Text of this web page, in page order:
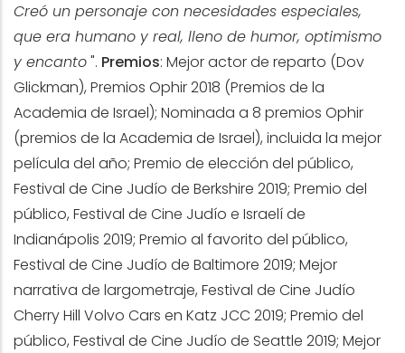
Creó un personaje con necesidades especiales,
que era humano y real, lleno de humor, optimismo
y encanto". Premios: Mejor actor de reparto (Dov
Glickman), Premios Ophir 2018 (Premios de la
Academia de Israel); Nominada a 8 premios Ophir
(premios de la Academia de Israel), incluida la mejor
película del año; Premio de elección del público,
Festival de Cine Judío de Berkshire 2019; Premio del
público, Festival de Cine Judío e Israelí de
Indianápolis 2019; Premio al favorito del público,
Festival de Cine Judío de Baltimore 2019; Mejor
narrativa de largometraje, Festival de Cine Judío
Cherry Hill Volvo Cars en Katz JCC 2019; Premio del
público, Festival de Cine Judío de Seattle 2019; Mejor